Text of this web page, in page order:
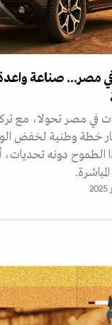
مصر... صناعة
في مصر تحولا، مع
خطة وطنية لخفض
الطموح دونه تحديات،